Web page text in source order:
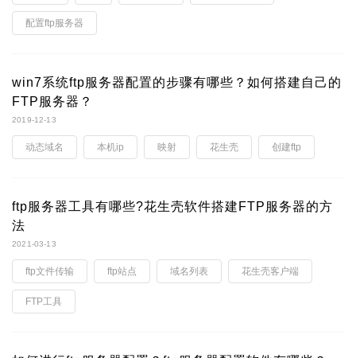
配置ftp服务器
win7系统ftp服务器配置的步骤有哪些？如何搭建自己的
FTP服务器？
2019-12-13
动态域名 本机ip 映射 花生壳 创建ftp
ftp服务器工具有哪些?花生壳软件搭建FTP服务器的方
法
2021-03-13
ftp文件传输 ftp站点 域名列表 花生壳客户端
FTP工具